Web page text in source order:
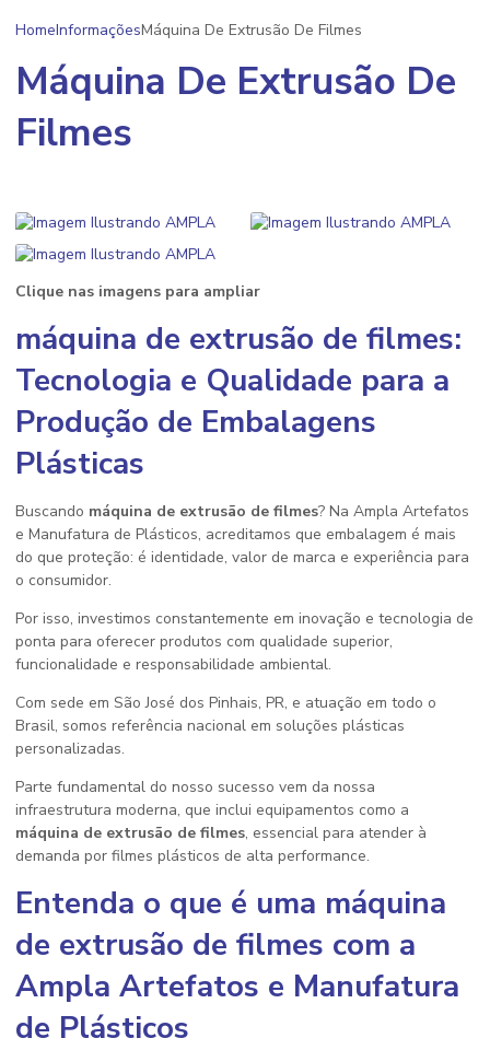
HomeInformaçõesMáquina De Extrusão De Filmes
Máquina De Extrusão De
Filmes
Clique nas imagens para ampliar
máquina de extrusão de filmes:
Tecnologia e Qualidade para a
Produção de Embalagens
Plásticas
Buscando máquina de extrusão de filmes? Na Ampla Artefatos
e Manufatura de Plásticos, acreditamos que embalagem é mais
do que proteção: é identidade, valor de marca e experiência para
o consumidor.
Por isso, investimos constantemente em inovação e tecnologia de
ponta para oferecer produtos com qualidade superior,
funcionalidade e responsabilidade ambiental.
Com sede em São José dos Pinhais, PR, e atuação em todo o
Brasil, somos referência nacional em soluções plásticas
personalizadas.
Parte fundamental do nosso sucesso vem da nossa
infraestrutura moderna, que inclui equipamentos como a
máquina de extrusão de filmes, essencial para atender à
demanda por filmes plásticos de alta performance.
Entenda o que é uma máquina
de extrusão de filmes com a
Ampla Artefatos e Manufatura
de Plásticos